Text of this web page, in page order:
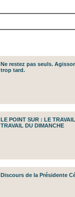
Ne restez pas seuls.
trop tard.
LE POINT SUR : LE
TRAVAIL DU DIMANCHE
Discours de la Présidente